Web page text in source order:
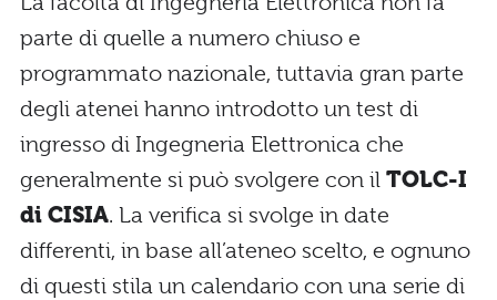
parte di quelle a numero chiuso e
programmato nazionale, tuttavia gran parte
degli atenei hanno introdotto un test di
ingresso di Ingegneria Elettronica che
generalmente si può svolgere con il TOLC-I
di CISIA. La verifica si svolge in date
differenti, in base all’ateneo scelto, e ognuno
di questi stila un calendario con una serie di